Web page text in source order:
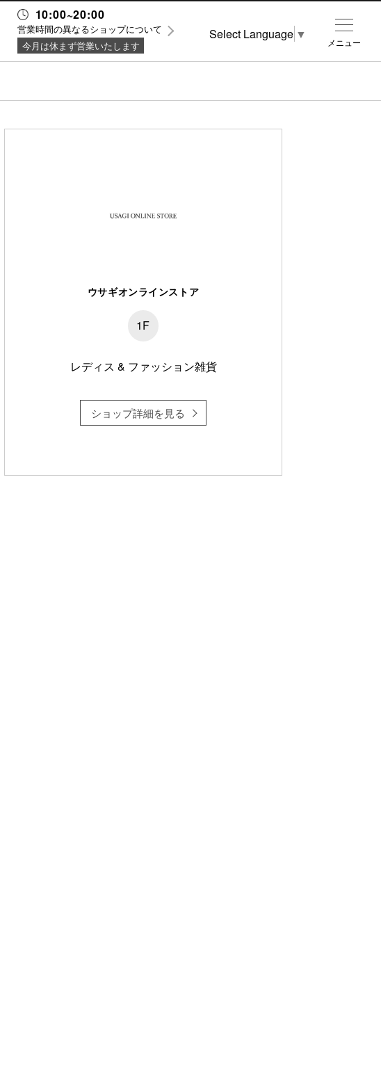
10:00~20:00
営業時間の異なるショップについて
今月は休まず営業いたします
ウサギオンラインストア
1F
レディス & ファッション雑貨
ショップ詳細を見る
メニュー
Select Language ▼